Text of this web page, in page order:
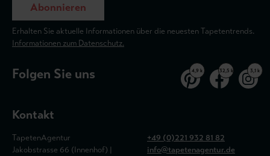
Abonnieren
Erhalten Sie aktuelle Informationen über die neuesten Tapetentrends.
Informationen zum Datenschutz.
Folgen Sie uns 4,9 k 32,5 k 3,1 k
Kontakt
TapetenAgentur
Jakobstrasse 66 (Innenhof) |
+49 (0)221 932 81 82
info@tapetenagentur.de